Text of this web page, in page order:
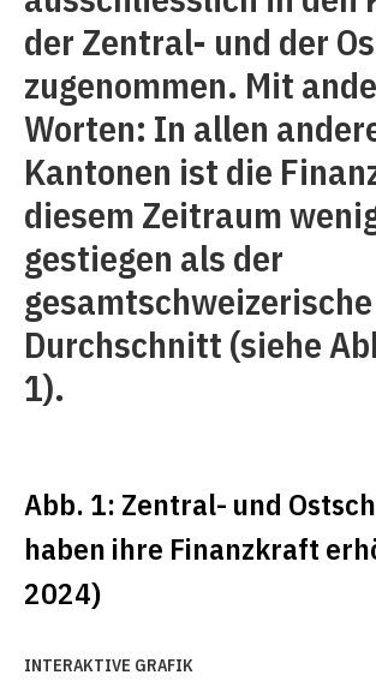
der Zentral- und der
zugenommen. Mit
Worten: In allen
Kantonen ist die
diesem Zeitraum
gestiegen als der
gesamtschweizerische
Durchschnitt (siehe
1).
Abb. 1: Zentral- und
haben ihre Finanzkraft
2024)
INTERAKTIVE GRAFIK